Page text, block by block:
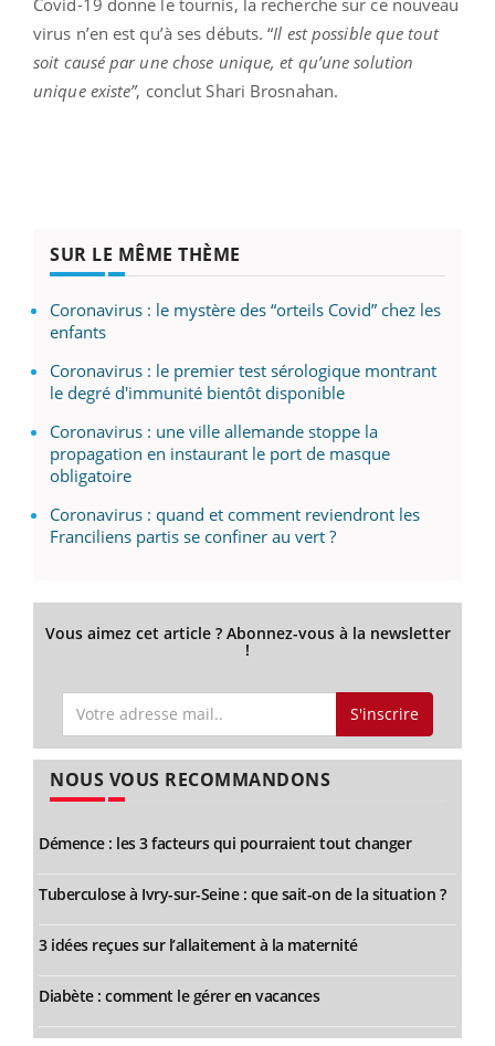
Covid-19 donne le tournis, la recherche sur ce nouveau
virus n’en est qu’à ses débuts. “Il est possible que tout
soit causé par une chose unique, et qu’une solution
unique existe”, conclut Shari Brosnahan.
SUR LE MÊME THÈME
Coronavirus : le mystère des “orteils Covid” chez les
enfants
Coronavirus : le premier test sérologique montrant
le degré d'immunité bientôt disponible
Coronavirus : une ville allemande stoppe la
propagation en instaurant le port de masque
obligatoire
Coronavirus : quand et comment reviendront les
Franciliens partis se confiner au vert ?
Vous aimez cet article ? Abonnez-vous à la newsletter
!
S'inscrire
NOUS VOUS RECOMMANDONS
Démence : les 3 facteurs qui pourraient tout changer
Tuberculose à Ivry-sur-Seine : que sait-on de la situation ?
3 idées reçues sur l’allaitement à la maternité
Diabète : comment le gérer en vacances